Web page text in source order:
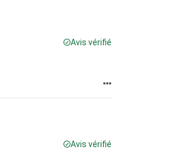
Avis vérifié
Avis vérifié